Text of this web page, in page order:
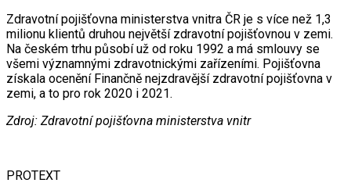
Zdravotní pojišťovna ministerstva vnitra ČR je s více než 1,3
milionu klientů druhou největší zdravotní pojišťovnou v zemi.
Na českém trhu působí už od roku 1992 a má smlouvy se
všemi významnými zdravotnickými zařízeními. Pojišťovna
získala ocenění Finančně nejzdravější zdravotní pojišťovna v
zemi, a to pro rok 2020 i 2021.
Zdroj: Zdravotní pojišťovna ministerstva vnitr
PROTEXT